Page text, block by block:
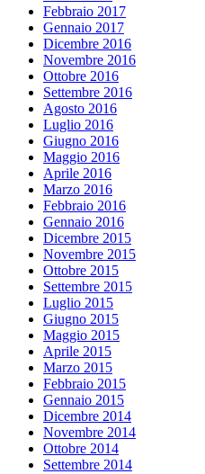
Febbraio 2017
Gennaio 2017
Dicembre 2016
Novembre 2016
Ottobre 2016
Settembre 2016
Agosto 2016
Luglio 2016
Giugno 2016
Maggio 2016
Aprile 2016
Marzo 2016
Febbraio 2016
Gennaio 2016
Dicembre 2015
Novembre 2015
Ottobre 2015
Settembre 2015
Luglio 2015
Giugno 2015
Maggio 2015
Aprile 2015
Marzo 2015
Febbraio 2015
Gennaio 2015
Dicembre 2014
Novembre 2014
Ottobre 2014
Settembre 2014